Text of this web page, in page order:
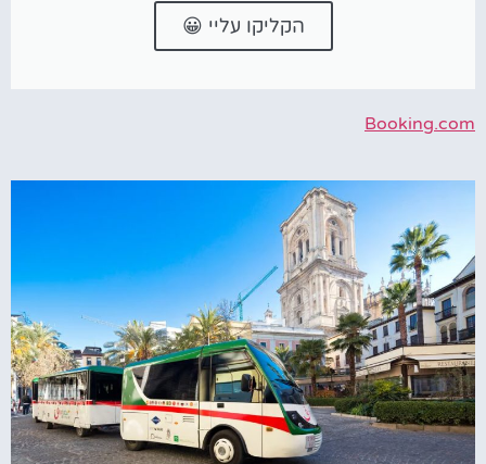
הקליקו עליי 😀
Booking.com